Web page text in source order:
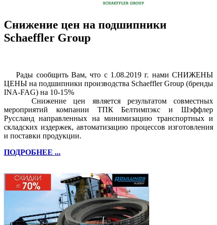
Снижение цен на подшипники
Schaeffler Group
Рады сообщить Вам, что с 1.08.2019 г. нами СНИЖЕНЫ
ЦЕНЫ на подшипники производства Schaeffler Group (бренды
INA-FAG) на 10-15%
Снижение цен является результатом совместных
мероприятий компании ТПК Белтимпэкс и Шэффлер
Руссланд направленных на минимизацию транспортных и
складских издержек, автоматизацию процессов изготовления
и поставки продукции.
ПОДРОБНЕЕ ...